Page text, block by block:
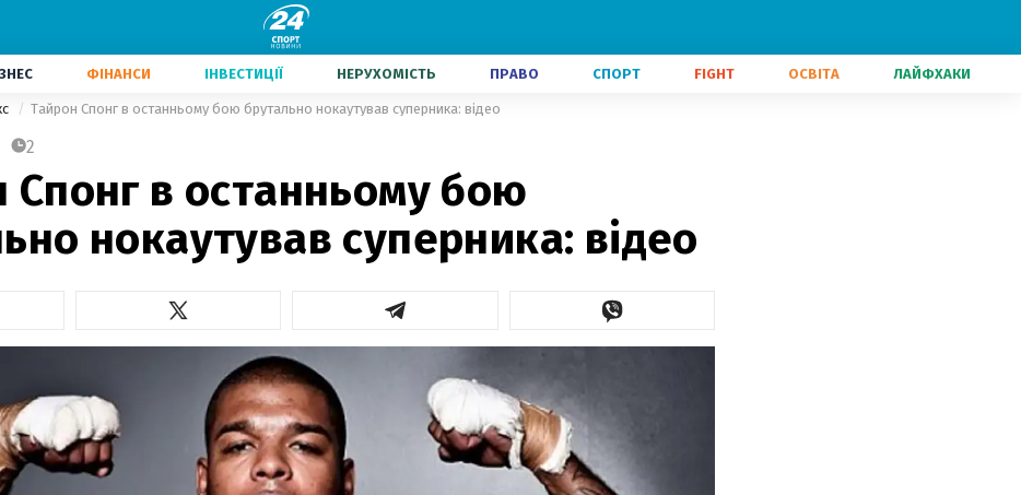
ФІНАНСИ ІНВЕСТИЦІЇ НЕРУХОМІСТЬ ПРАВО СПОРТ FIGHT ОСВІТА ЛАЙФХАКИ
Тайрон Спонг в останньому бою брутально нокаутував суперника: відео
2
Спонг в останньому бою
нокаутував суперника: відео